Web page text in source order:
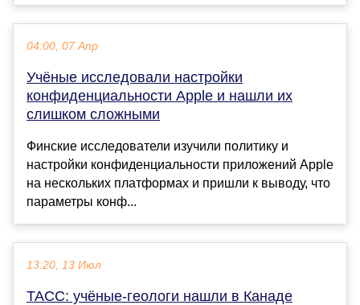
04:00, 07 Апр
Учёные исследовали настройки
конфиденциальности Apple и нашли их
слишком сложными
Финские исследователи изучили политику и
настройки конфиденциальности приложений Apple
на нескольких платформах и пришли к выводу, что
параметры конф...
13:20, 13 Июл
ТАСС: учёные-геологи нашли в Канаде